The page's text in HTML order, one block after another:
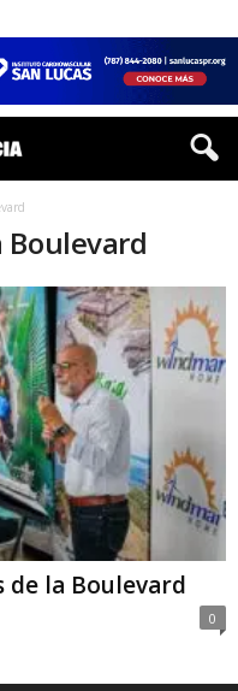
Boulevard
de la Boulevard
0